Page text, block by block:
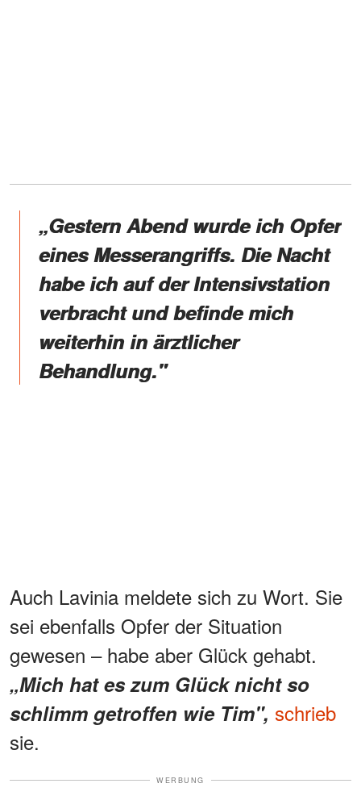
„Gestern Abend wurde ich Opfer
eines Messerangriffs. Die Nacht
habe ich auf der Intensivstation
verbracht und befinde mich
weiterhin in ärztlicher
Behandlung."
Auch Lavinia meldete sich zu Wort. Sie
sei ebenfalls Opfer der Situation
gewesen – habe aber Glück gehabt.
„Mich hat es zum Glück nicht so
schlimm getroffen wie Tim", schrieb
sie.
WERBUNG